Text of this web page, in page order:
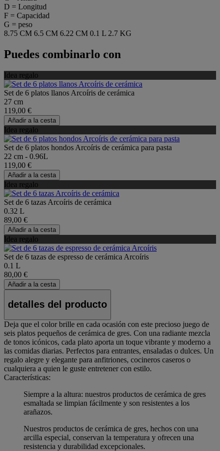
D = Longitud
F = Capacidad
G = peso
8.75 CM 6.5 CM 6.22 CM 0.1 L 2.7 KG
Puedes combinarlo con
Idea regalo
Set de 6 platos llanos Arcoíris de cerámica
27 cm
119,00 €
Añadir a la cesta
Idea regalo
Set de 6 platos hondos Arcoíris de cerámica para pasta
22 cm - 0.96L
119,00 €
Añadir a la cesta
Idea regalo
Set de 6 tazas Arcoíris de cerámica
0.32 L
89,00 €
Añadir a la cesta
Idea regalo
Set de 6 tazas de espresso de cerámica Arcoíris
0.1 L
80,00 €
Añadir a la cesta
detalles del producto
Deja que el color brille en cada ocasión con este precioso juego de
seis platos pequeños de cerámica de gres. Con una radiante mezcla
de tonos icónicos, cada plato aporta un toque vibrante y moderno a
las comidas diarias. Perfectos para entrantes, ensaladas o dulces. Un
regalo alegre y elegante para anfitriones, cocineros caseros o
cualquiera a quien le guste entretener con estilo.
Características:
Siempre a la altura: nuestros productos de cerámica de gres
esmaltada se limpian fácilmente y son resistentes a los
arañazos.
Nuestros productos de cerámica de gres, hechos con una
arcilla especial, conservan la temperatura y ofrecen una
resistencia y durabilidad excepcionales.